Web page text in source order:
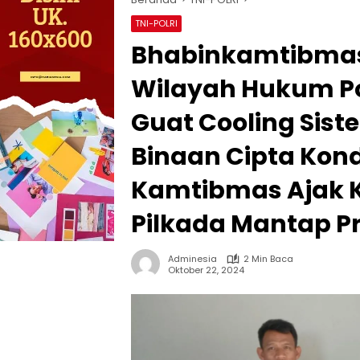
TNI-POLRI
Wilayah Hukum
Guat Cooling
Binaan Cipta
Kamtibmas Ajak
Pilkada Mantap
Adminesia
2 Min Baca
Oktober 22, 2024